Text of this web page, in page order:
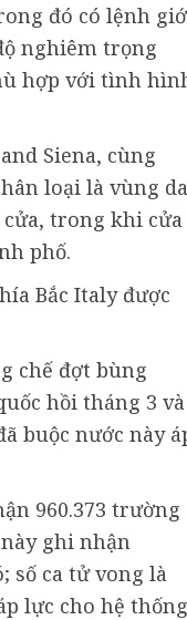
đó có lệnh
nghiêm trọng
hợp với tình
Siena, cùng
loại là vùng da
cửa, trong khi cửa
phố.
Bắc Italy được
chế đợt bùng
hồi tháng 3 và
buộc nước này
960.373 trường
này ghi nhận
số ca tử vong là
lực cho hệ thống